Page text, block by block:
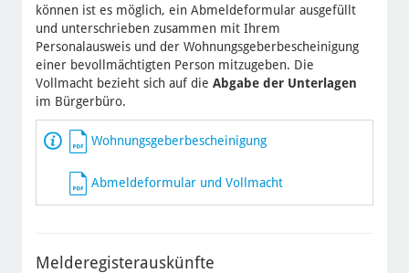
können ist es möglich, ein Abmeldeformular ausgefüllt
und unterschrieben zusammen mit Ihrem
Personalausweis und der Wohnungsgeberbescheinigung
einer bevollmächtigten Person mitzugeben. Die
Vollmacht bezieht sich auf die Abgabe der Unterlagen
im Bürgerbüro.
Wohnungsgeberbescheinigung
Abmeldeformular und Vollmacht
Melderegisterauskünfte